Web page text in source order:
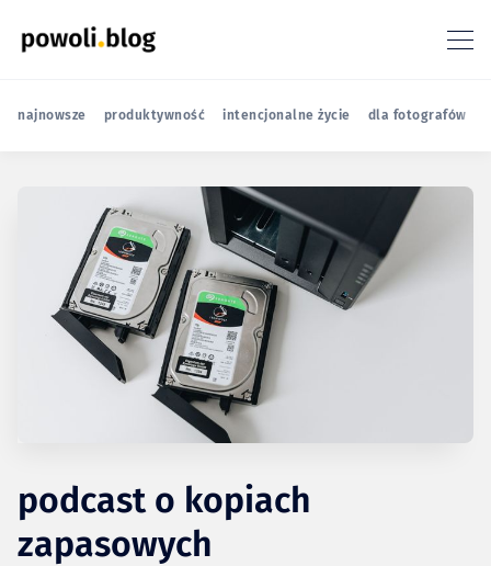
najnowsze produktywność intencjonalne życie dla fotografów
podcast o kopiach
zapasowych